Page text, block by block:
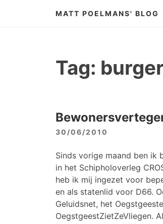
MATT POELMANS' BLOG
Tag:
30/06/2010
Sinds vorige maand ben ik
in het Schipholoverleg
heb ik mij ingezet voor
en als statenlid voor D66.
Geluidsnet, het
OegstgeestZietZeVliegen.